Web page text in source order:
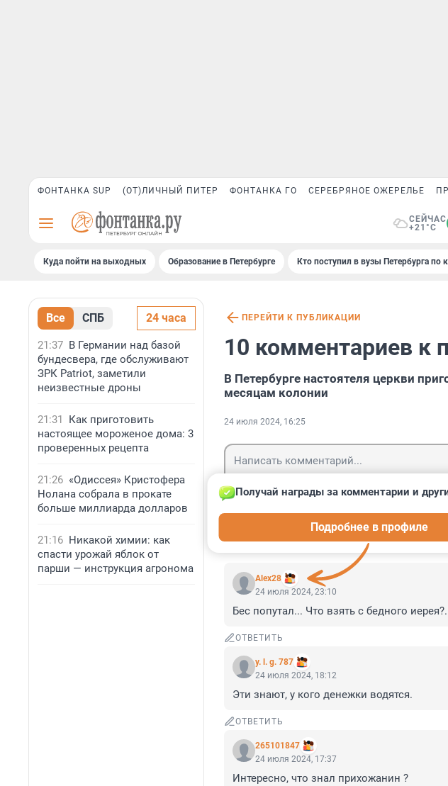
ФОНТАНКА SUP (ОТ)ЛИЧНЫЙ ПИТЕР ФОНТАНКА ГО СЕРЕБРЯНОЕ ОЖЕРЕЛЬЕ
СЕЙЧАС
+21°C
Куда пойти на выходных Образование в Петербурге Кто поступил в вузы Петербурга по
Все СПБ 24 часа
21:37 В Германии над базой
бундесвера, где обслуживают
ЗРК Patriot, заметили
неизвестные дроны
21:31
Как приготовить
настоящее мороженое дома: 3
проверенных рецепта
21:26 «Одиссея» Кристофера
Нолана собрала в прокате
больше миллиарда долларов
21:16 Никакой химии: как
спасти урожай яблок от
парши — инструкция агронома
ПЕРЕЙТИ К ПУБЛИКАЦИИ
10 комментариев к
В Петербурге настоятеля церкви
месяцам колонии
24 июля 2024, 16:25
Alex28
Получай награды за комментарии и
Подробнее в профиле
24 июля 2024, 23:10
Бес попутал... Что взять с бедного
ОТВЕТИТЬ
y. l. g. 787
24 июля 2024, 18:12
Эти знают, у кого денежки водятся.
ОТВЕТИТЬ
265101847
24 июля 2024, 17:37
Интересно, что знал прихожанин ?